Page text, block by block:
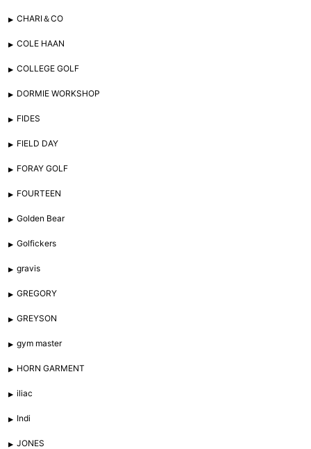
CHARI＆CO
COLE HAAN
COLLEGE GOLF
DORMIE WORKSHOP
FIDES
FIELD DAY
FORAY GOLF
FOURTEEN
Golden Bear
Golfickers
gravis
GREGORY
GREYSON
gym master
HORN GARMENT
iliac
Indi
JONES